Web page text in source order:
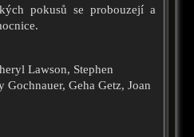
pokusů se probouzejí a
Lawson, Stephen
Gochnauer, Geha Getz, Joan